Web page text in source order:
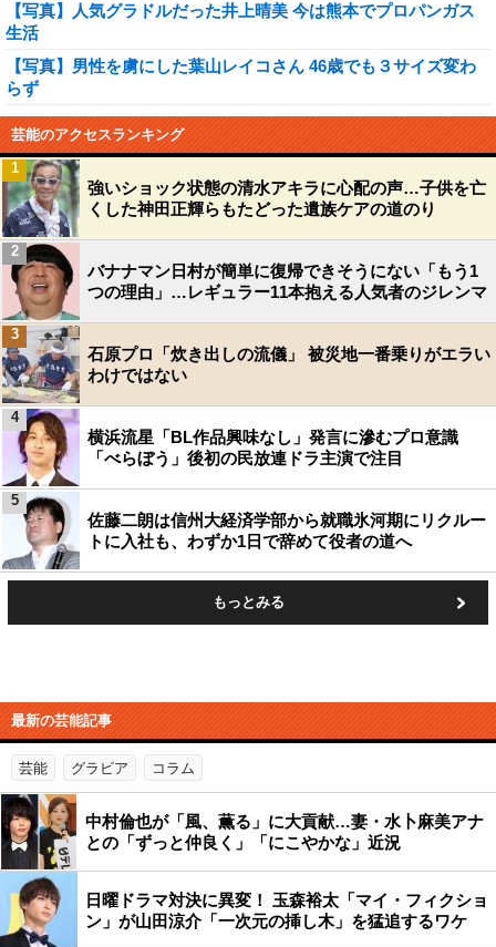
【写真】人気グラドルだった井上晴美 今は熊本でプロパンガス
生活
【写真】男性を虜にした葉山レイコさん 46歳でも３サイズ変わ
らず
芸能のアクセスランキング
強いショック状態の清水アキラに心配の声…子供を亡
くした神田正輝らもたどった遺族ケアの道のり
1
バナナマン日村が簡単に復帰できそうにない「もう1
つの理由」…レギュラー11本抱える人気者のジレンマ
2
石原プロ「炊き出しの流儀」 被災地一番乗りがエラい
わけではない
3
横浜流星「BL作品興味なし」発言に滲むプロ意識
「べらぼう」後初の民放連ドラ主演で注目
4
佐藤二朗は信州大経済学部から就職氷河期にリクルー
トに入社も、わずか1日で辞めて役者の道へ
5
もっとみる
最新の芸能記事
芸能 グラビア コラム
中村倫也が「風、薫る」に大貢献…妻・水卜麻美アナ
との「ずっと仲良く」「にこやかな」近況
日曜ドラマ対決に異変！ 玉森裕太「マイ・フィクショ
ン」が山田涼介「一次元の挿し木」を猛追するワケ